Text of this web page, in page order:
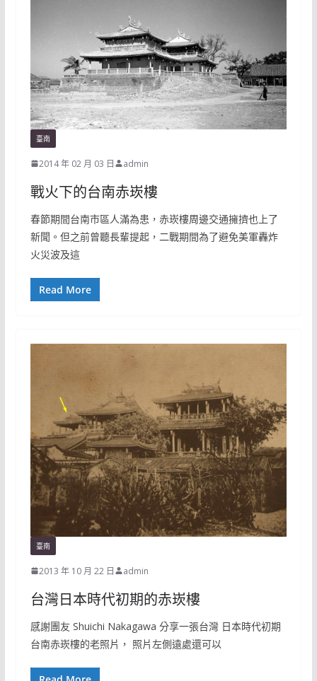
臺南
2014 年 02 月 03 日 admin
戰火下的台南赤崁樓
春節期間台南市區人滿為患，赤崁樓周邊交通擁擠也上了
新聞。但之前曾聽長輩提起，二戰期間為了避免美軍轟炸
火災波及這
Read More
臺南
2013 年 10 月 22 日 admin
台灣日本時代初期的赤崁樓
感謝團友 Shuichi Nakagawa 分享一張台灣 日本時代初期
台南赤崁樓的老照片， 照片左側遠處還可以